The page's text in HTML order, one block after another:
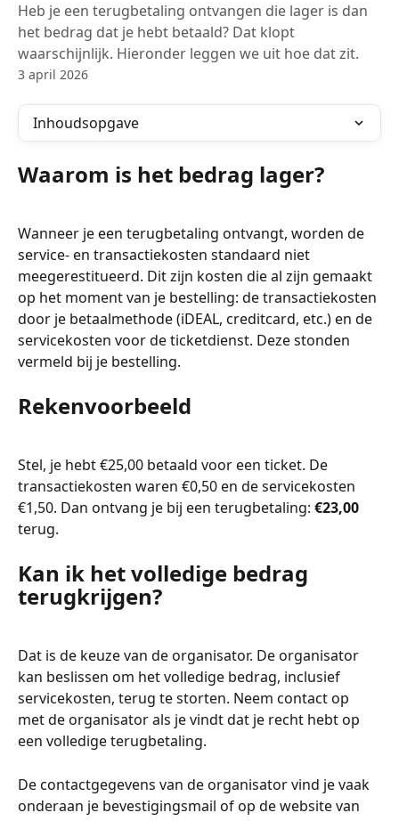
Heb je een terugbetaling ontvangen die lager is dan
het bedrag dat je hebt betaald? Dat klopt
waarschijnlijk. Hieronder leggen we uit hoe dat zit.
3 april 2026
Inhoudsopgave
Waarom is het bedrag lager?
Wanneer je een terugbetaling ontvangt, worden de
service- en transactiekosten standaard niet
meegerestitueerd. Dit zijn kosten die al zijn gemaakt
op het moment van je bestelling: de transactiekosten
door je betaalmethode (iDEAL, creditcard, etc.) en de
servicekosten voor de ticketdienst. Deze stonden
vermeld bij je bestelling.
Rekenvoorbeeld
Stel, je hebt €25,00 betaald voor een ticket. De
transactiekosten waren €0,50 en de servicekosten
€1,50. Dan ontvang je bij een terugbetaling: €23,00
terug.
Kan ik het volledige bedrag
terugkrijgen?
Dat is de keuze van de organisator. De organisator
kan beslissen om het volledige bedrag, inclusief
servicekosten, terug te storten. Neem contact op
met de organisator als je vindt dat je recht hebt op
een volledige terugbetaling.
De contactgegevens van de organisator vind je vaak
onderaan je bevestigingsmail of op de website van